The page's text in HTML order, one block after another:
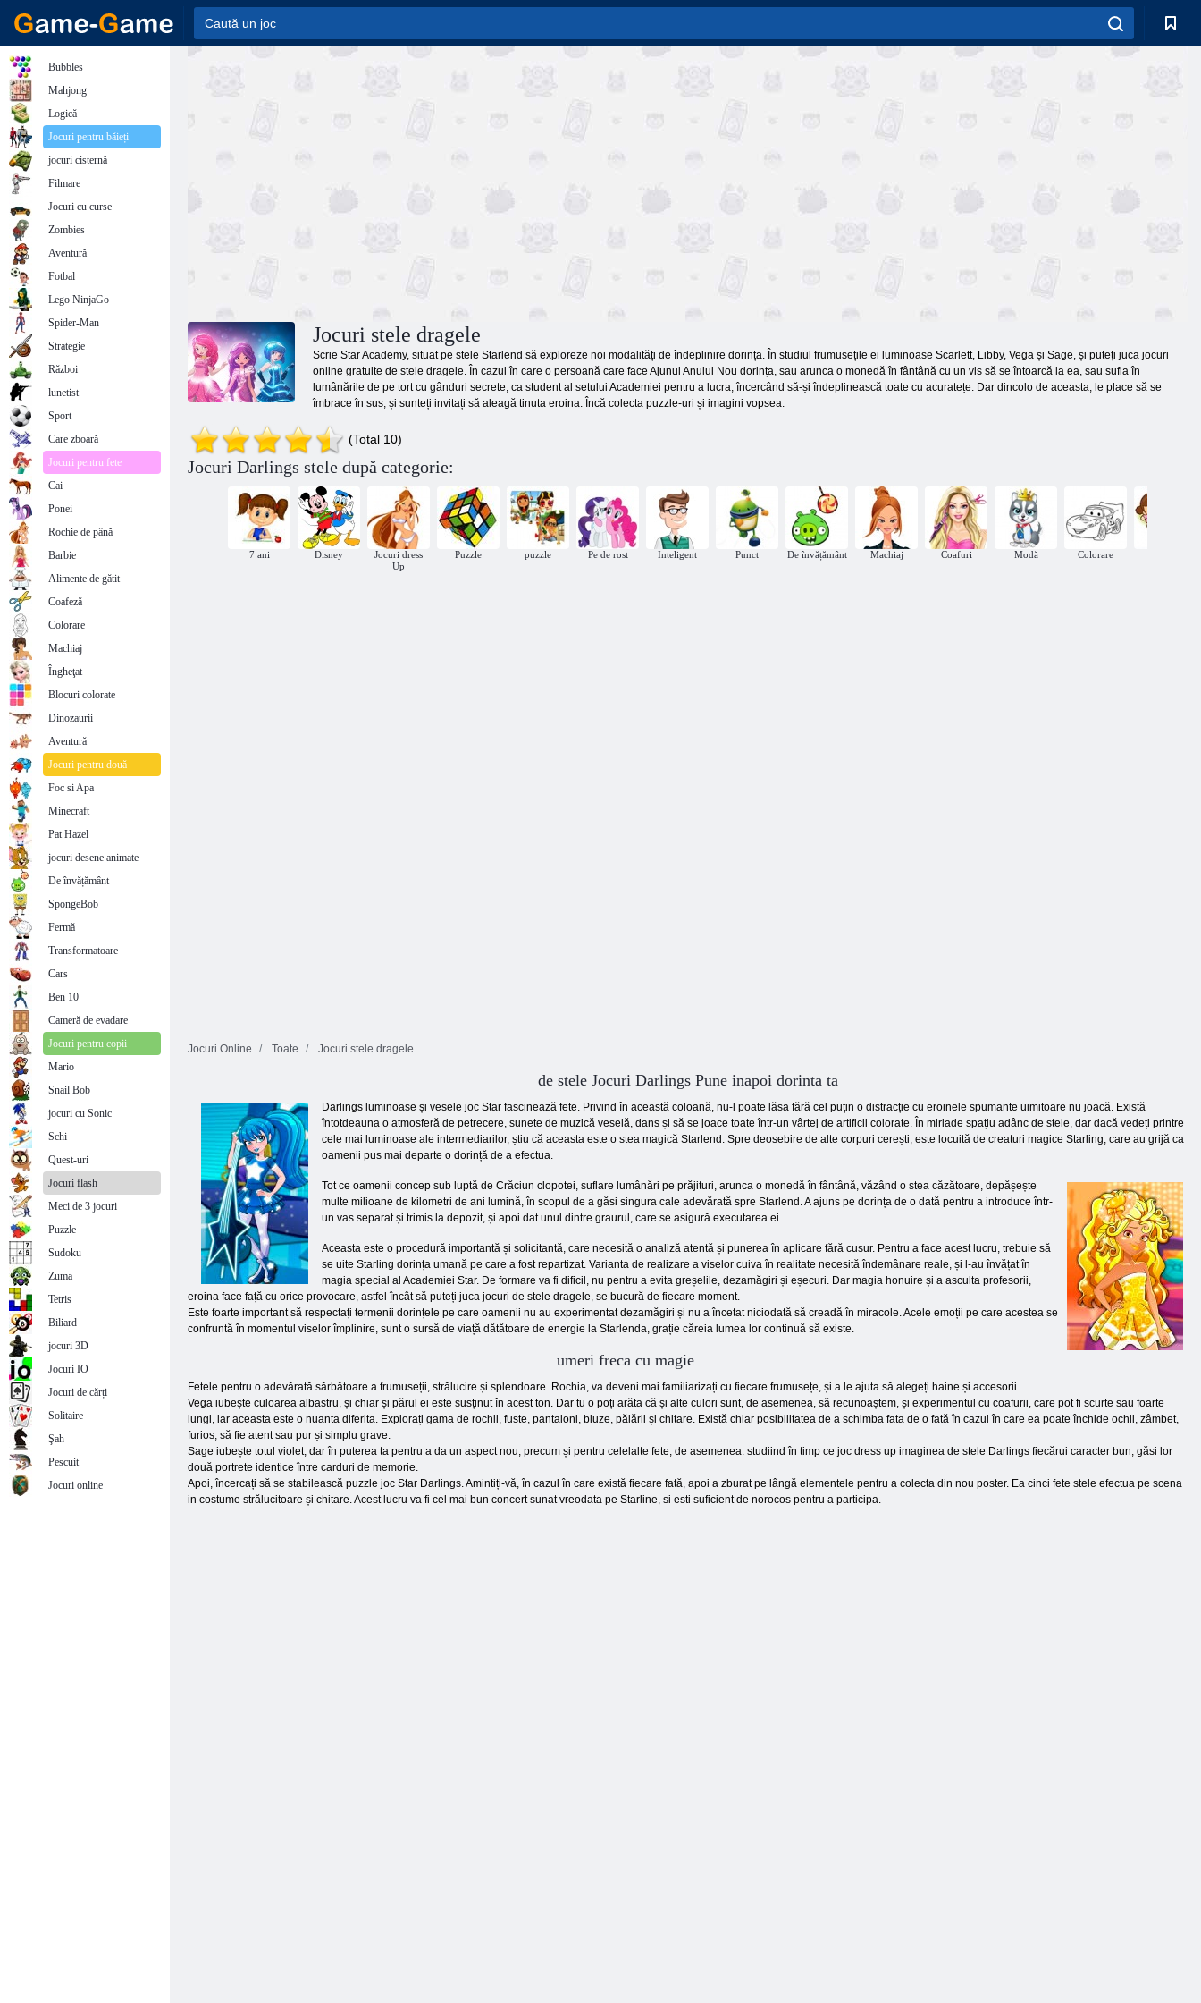
Jocuri stele dragele
Scrie Star Academy, situat pe stele Starlend să exploreze noi modalități de îndeplinire dorința. În studiul frumusețile ei luminoase Scarlett, Libby, Vega și Sage, și puteți juca jocuri
online gratuite de stele dragele. În cazul în care o persoană care face Ajunul Anului Nou dorința, sau arunca o monedă în fântână cu un vis să se întoarcă la ea, sau sufla în
lumânările de pe tort cu gânduri secrete, ca student al setului Academiei pentru a lucra, încercând să-și îndeplinească toate cu acuratețe. Dar dincolo de aceasta, le place să se
îmbrace în sus, și sunteți invitați să aleagă tinuta eroina. Încă colecta puzzle-uri și imagini vopsea.
(Total 10)
Jocuri Darlings stele după categorie:
7 ani Disney
Jocuri dress
Up
Puzzle puzzle Pe de rost Inteligent Punct De învățământ Machiaj Coafuri Modă Colorare
Jocuri Online Toate Jocuri stele dragele
de stele Jocuri Darlings Pune inapoi dorinta ta
Darlings luminoase și vesele joc Star fascinează fete. Privind în această coloană, nu-l poate lăsa fără cel puțin o distracție cu eroinele spumante uimitoare nu joacă. Există
întotdeauna o atmosferă de petrecere, sunete de muzică veselă, dans și să se joace toate într-un vârtej de artificii colorate. În miriade spațiu adânc de stele, dar dacă vedeți printre
cele mai luminoase ale intermediarilor, știu că aceasta este o stea magică Starlend. Spre deosebire de alte corpuri cerești, este locuită de creaturi magice Starling, care au grijă ca
oamenii pus mai departe o dorință de a efectua.
Tot ce oamenii concep sub luptă de Crăciun clopotei, suflare lumânări pe prăjituri, arunca o monedă în fântână, văzând o stea căzătoare, depășește
multe milioane de kilometri de ani lumină, în scopul de a găsi singura cale adevărată spre Starlend. A ajuns pe dorința de o dată pentru a introduce într-
un vas separat și trimis la depozit, și apoi dat unul dintre graurul, care se asigură executarea ei.
Aceasta este o procedură importantă și solicitantă, care necesită o analiză atentă și punerea în aplicare fără cusur. Pentru a face acest lucru, trebuie să
se uite Starling dorința umană pe care a fost repartizat. Varianta de realizare a viselor cuiva în realitate necesită îndemânare reale, și l-au învățat în
magia special al Academiei Star. De formare va fi dificil, nu pentru a evita greșelile, dezamăgiri și eșecuri. Dar magia honuire și a asculta profesorii,
eroina face față cu orice provocare, astfel încât să puteți juca jocuri de stele dragele, se bucură de fiecare moment.
Este foarte important să respectați termenii dorințele pe care oamenii nu au experimentat dezamăgiri și nu a încetat niciodată să creadă în miracole. Acele emoții pe care acestea se
confruntă în momentul viselor împlinire, sunt o sursă de viață dătătoare de energie la Starlenda, grație căreia lumea lor continuă să existe.
umeri freca cu magie
Fetele pentru o adevărată sărbătoare a frumuseții, strălucire și splendoare. Rochia, va deveni mai familiarizați cu fiecare frumusețe, și a le ajuta să alegeți haine și accesorii.
Vega iubește culoarea albastru, și chiar și părul ei este susținut în acest ton. Dar tu o poți arăta că și alte culori sunt, de asemenea, să recunoaștem, și experimentul cu coafurii, care pot fi scurte sau foarte
lungi, iar aceasta este o nuanta diferita. Explorați gama de rochii, fuste, pantaloni, bluze, pălării și chitare. Există chiar posibilitatea de a schimba fata de o fată în cazul în care ea poate închide ochii, zâmbet,
furios, să fie atent sau pur și simplu grave.
Sage iubește totul violet, dar în puterea ta pentru a da un aspect nou, precum și pentru celelalte fete, de asemenea. studiind în timp ce joc dress up imaginea de stele Darlings fiecărui caracter bun, găsi lor
două portrete identice între carduri de memorie.
Apoi, încercați să se stabilească puzzle joc Star Darlings. Amintiți-vă, în cazul în care există fiecare fată, apoi a zburat pe lângă elementele pentru a colecta din nou poster. Ea cinci fete stele efectua pe scena
in costume strălucitoare și chitare. Acest lucru va fi cel mai bun concert sunat vreodata pe Starline, si esti suficient de norocos pentru a participa.
Bubbles
Mahjong
Logică
Jocuri pentru băieți
jocuri cisternă
Filmare
Jocuri cu curse
Zombies
Aventură
Fotbal
Lego NinjaGo
Spider-Man
Strategie
Război
lunetist
Sport
Care zboară
Jocuri pentru fete
Cai
Ponei
Rochie de până
Barbie
Alimente de gătit
Coafeză
Colorare
Machiaj
Îngheţat
Blocuri colorate
Dinozaurii
Aventură
Jocuri pentru două
Foc si Apa
Minecraft
Pat Hazel
jocuri desene animate
De învățământ
SpongeBob
Fermă
Transformatoare
Cars
Ben 10
Cameră de evadare
Jocuri pentru copii
Mario
Snail Bob
jocuri cu Sonic
Schi
Quest-uri
Jocuri flash
Meci de 3 jocuri
Puzzle
Sudoku
Zuma
Tetris
Biliard
jocuri 3D
Jocuri IO
Jocuri de cărți
Solitaire
Şah
Pescuit
Jocuri online